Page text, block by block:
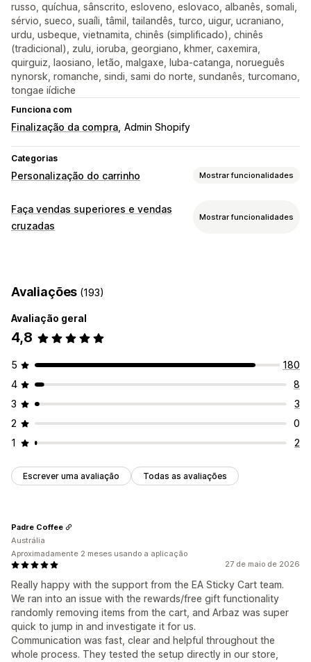
russo, quíchua, sânscrito, esloveno, eslovaco, albanês, somali,
sérvio, sueco, suaíli, tâmil, tailandês, turco, uigur, ucraniano,
urdu, usbeque, vietnamita, chinês (simplificado), chinês
(tradicional), zulu, ioruba, georgiano, khmer, caxemira,
quirguiz, laosiano, letão, malgaxe, luba-catanga, norueguês
nynorsk, romanche, sindi, sami do norte, sundanês, turcomano,
tongae iídiche
Funciona com
Finalização da compra Admin Shopify
Categorias
Personalização do carrinho Mostrar funcionalidades
Apresentação do carrinho
Anúncios
Carrinho fixo
Caixa de verificação dos termos
Temporizadores de contagem decrescente
Vendas superiores
Recomendações de produtos Compre mais, poupe mais
Envio gratuito
Notas personalizadas
Donativos
Descontos automáticos
Regras do método de pagamento
Ocultar finalização da compra expresso
Avançar para a finalização da compra
Multilingue
Faça vendas superiores e vendas
cruzadas
Mostrar funcionalidades
Venda superior na finalização da compra
Venda superior na página do produto
Barra de progresso
Carrinho fixo
CSS personalizado HTML personalizado
Editor de arrastar e largar Várias moedas Multilingue
Regras personalizadas
Ofertas e recomendações
Proteção de envio Ofertas gratuitas Envio gratuito
Suplementos de produtos Recomendações de produtos
Frequentemente comprados em conjunto
Processamento prioritário
Análise de dados
Taxas de cliques
Taxas de conversão
Desempenho da recomendação Sugestões de otimização
Canalize o desempenho
Avaliações (193)
Avaliação geral
4,8
5
180
4
8
3
3
2
0
1
2
Escrever uma avaliação Todas as avaliações
27 de maio de 2026
Really happy with the support from the EA Sticky Cart team.
We ran into an issue with the rewards/free gift functionality
randomly removing items from the cart, and Arbaz was super
quick to jump in and investigate it for us.
Communication was fast, clear and helpful throughout the
whole process. They tested the setup directly in our store,
Padre Coffee
Austrália
Aproximadamente 2 meses usando a aplicação